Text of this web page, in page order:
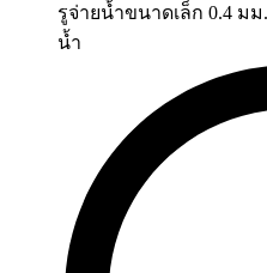
รูจ่ายน้ำขนาดเล็ก 0.4 ม
น้ำ